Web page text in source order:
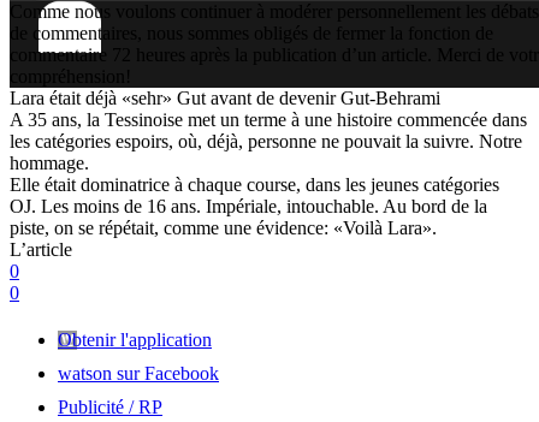
Comme nous voulons continuer à modérer personnellement les débats
de commentaires, nous sommes obligés de fermer la fonction de
commentaire 72 heures après la publication d’un article. Merci de
compréhension!
Lara était déjà «sehr» Gut avant de devenir Gut-Behrami
A 35 ans, la Tessinoise met un terme à une histoire commencée dans
les catégories espoirs, où, déjà, personne ne pouvait la suivre. Notre
hommage.
Elle était dominatrice à chaque course, dans les jeunes catégories
OJ. Les moins de 16 ans. Impériale, intouchable. Au bord de la
piste, on se répétait, comme une évidence: «Voilà Lara».
L’article
0
0
Obtenir l'application
watson sur Facebook
Publicité / RP